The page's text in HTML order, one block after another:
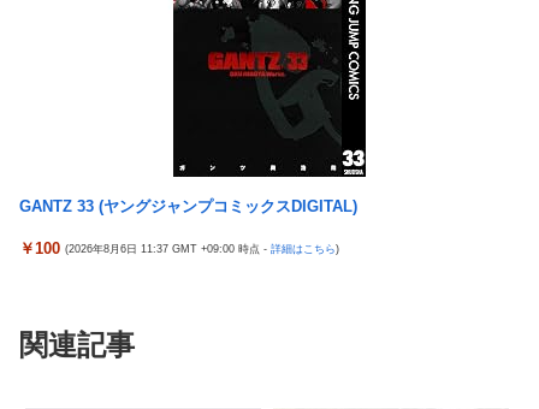
GANTZ 33 (ヤングジャンプコミックスDIGITAL)
￥100 (2026年8月6日 11:37 GMT +09:00 時点 - 詳細はこちら)
関連記事